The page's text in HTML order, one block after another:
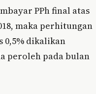
PPh final atas
maka perhitungan
0,5% dikalikan
peroleh pada bulan